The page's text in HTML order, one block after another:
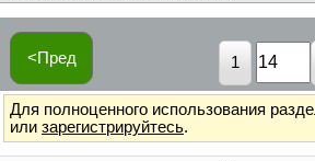
<Пред 1
Для полноценного использования
или зарегистрируйтесь.